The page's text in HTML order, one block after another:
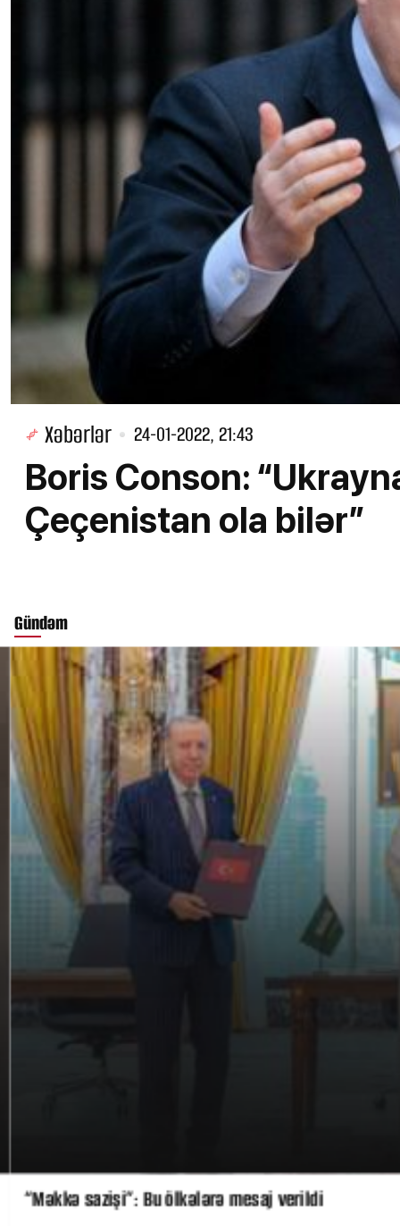
Xəbərlər 24-01-2022, 21:43
Boris Conson:
Çeçenistan ola bilər”
Gündəm
“Məkkə sazişi”: Bu ölkələrə mesaj verildi